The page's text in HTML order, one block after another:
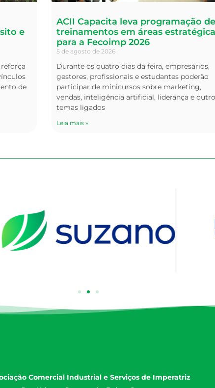
e
de
ACII Capacita leva programação de
treinamentos em áreas
para a Fecoimp 2026
5 de agosto de 2026
Durante os quatro dias da feira, empresários,
gestores, profissionais e estudantes poderão
participar de minicursos sobre marketing,
vendas, inteligência artificial, liderança e
temas ligados
Leia mais »
Comercial Industrial e Serviços de Imperatriz